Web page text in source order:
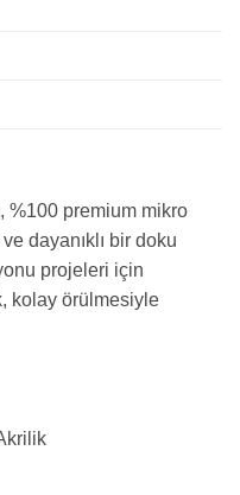
, %100 premium mikro
dayanıklı bir doku
projeleri için
kolay örülmesiyle